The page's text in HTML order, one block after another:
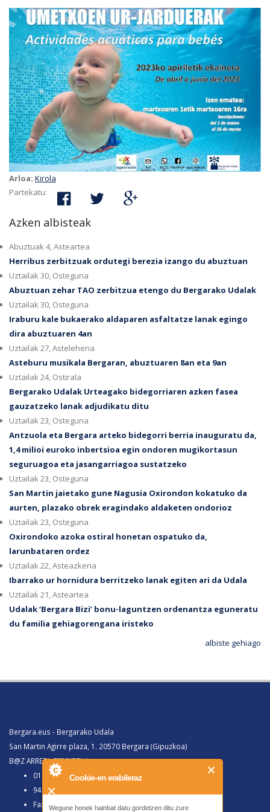
Cookie-en erabileraz
Wegune honek hainbat datu gordetzen ditu zure
Arloa: Kirola
Partekatu:
Azken albisteak
Abuztuak 4, Asteartea
Herribus zerbitzuak ordutegi berezia izango du abuztuan
Uztailak 30, Osteguna
Abuztuan zehar TAO zerbitzua etengo du Bergarako Udalak
Uztailak 30, Osteguna
Iraburu kale bukaerako aldaparen asfaltatze lanak egingo
dira abuztuaren 4an
Uztailak 27, Astelehena
Asteburu musikala Bergaran, abuztuaren 8an eta 9an
Uztailak 24, Ostirala
Bergarako Udalak Urteagako bidegorriaren azken fasea
gauzatzeko lanak adjudikatu ditu
Uztailak 23, Osteguna
Antzuola eta Bergara arteko bidegorri berria inauguratu da,
1,4 milioi euroko inbertsioa egin ondoren mugikortasun
seguruagoa eta jasangarriagoa sustatzeko
Uztailak 23, Osteguna
San Martin jaietako gune Nagusia Oxirondon kokatuko da
aurten, plazako obrek eragindako aldaketen ondorioz
Uztailak 23, Osteguna
Oxirondoko azoka ostiral honetan ospatuko da,
larunbataren ordez
Uztailak 22, Asteazkena
Ibarrako ur hornidura berritzeko lanak egiten ari da Udala
Uztailak 21, Asteartea
Udalak ‘Bergara Bizi’ bonu-laguntzen ordenantza eguneratu
du familia gehiagorengana iristeko
albiste gehiago
Bergara.eus - Bergarako Udala
San Martin Agirre plaza, 1. 20570 Bergara (Gipuzkoa)
B@Z ARRETA ZERBITZUA:
010, Bergaratik deituz gero
943 77 91 00, Bergaraz kanpotik deituz gero
Faxa 943 77 91 63